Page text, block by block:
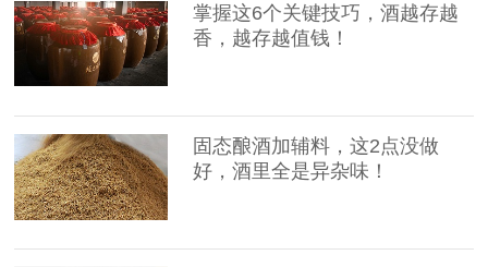
掌握这6个关键技巧，酒越存越
香，越存越值钱！
固态酿酒加辅料，这2点没做
好，酒里全是异杂味！